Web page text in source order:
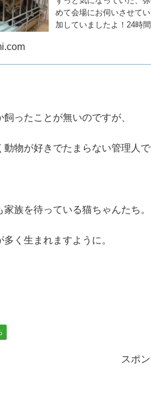
めて会場にお伺いさせて
加していましたよ！24時
ったことが無いのですが、
物が好きでたまらない管理人で
族を待っている猫ちゃんたち。
く生まれますように。
スポ